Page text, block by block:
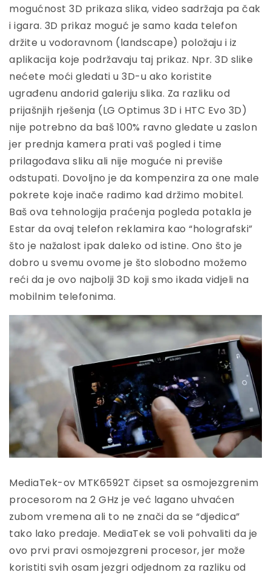
mogućnost 3D prikaza slika, video sadržaja pa čak
i igara. 3D prikaz moguć je samo kada telefon
držite u vodoravnom (landscape) položaju i iz
aplikacija koje podržavaju taj prikaz. Npr. 3D slike
nećete moći gledati u 3D-u ako koristite
ugrađenu andorid galeriju slika. Za razliku od
prijašnjih rješenja (LG Optimus 3D i HTC Evo 3D)
nije potrebno da baš 100% ravno gledate u zaslon
jer prednja kamera prati vaš pogled i time
prilagođava sliku ali nije moguće ni previše
odstupati. Dovoljno je da kompenzira za one male
pokrete koje inače radimo kad držimo mobitel.
Baš ova tehnologija praćenja pogleda potakla je
Estar da ovaj telefon reklamira kao “holografski”
što je nažalost ipak daleko od istine. Ono što je
dobro u svemu ovome je što slobodno možemo
reći da je ovo najbolji 3D koji smo ikada vidjeli na
mobilnim telefonima.
MediaTek-ov MTK6592T čipset sa osmojezgrenim
procesorom na 2 GHz je već lagano uhvaćen
zubom vremena ali to ne znači da se “djedica”
tako lako predaje. MediaTek se voli pohvaliti da je
ovo prvi pravi osmojezgreni procesor, jer može
koristiti svih osam jezgri odjednom za razliku od